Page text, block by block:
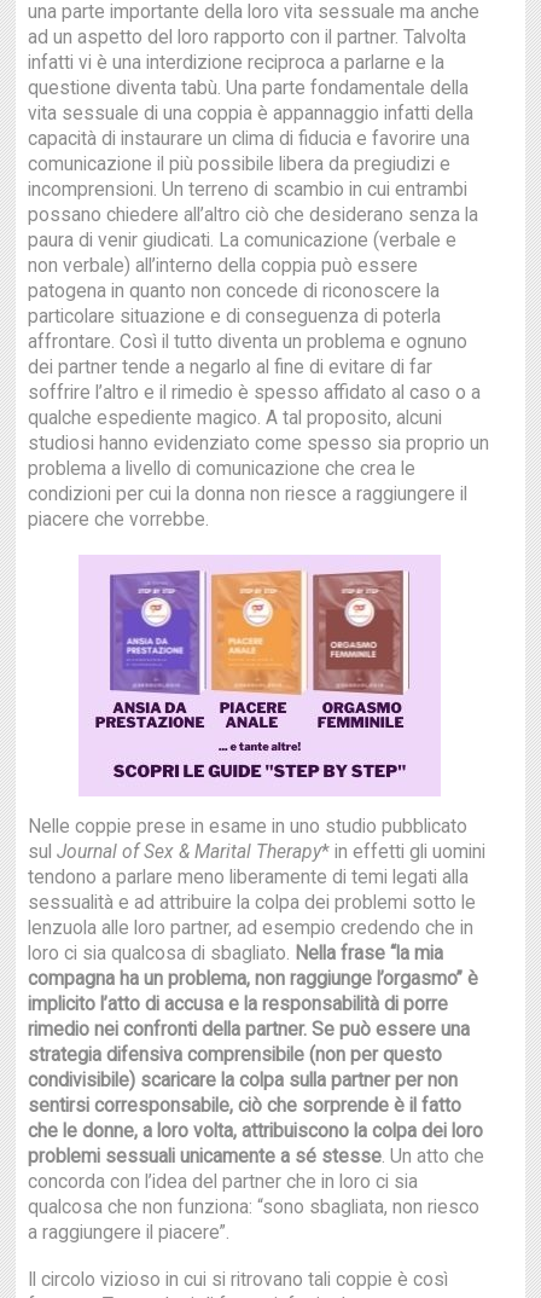
una parte importante della loro vita sessuale ma anche
ad un aspetto del loro rapporto con il partner. Talvolta
infatti vi è una interdizione reciproca a parlarne e la
questione diventa tabù. Una parte fondamentale della
vita sessuale di una coppia è appannaggio infatti della
capacità di instaurare un clima di fiducia e favorire una
comunicazione il più possibile libera da pregiudizi e
incomprensioni. Un terreno di scambio in cui entrambi
possano chiedere all’altro ciò che desiderano senza la
paura di venir giudicati. La comunicazione (verbale e
non verbale) all’interno della coppia può essere
patogena in quanto non concede di riconoscere la
particolare situazione e di conseguenza di poterla
affrontare. Così il tutto diventa un problema e ognuno
dei partner tende a negarlo al fine di evitare di far
soffrire l’altro e il rimedio è spesso affidato al caso o a
qualche espediente magico. A tal proposito, alcuni
studiosi hanno evidenziato come spesso sia proprio un
problema a livello di comunicazione che crea le
condizioni per cui la donna non riesce a raggiungere il
piacere che vorrebbe.
Nelle coppie prese in esame in uno studio pubblicato
sulJournal of Sex & Marital Therapy* in effetti gli uomini
tendono a parlare meno liberamente di temi legati alla
sessualità e ad attribuire la colpa dei problemi sotto le
lenzuola alle loro partner, ad esempio credendo che in
loro ci sia qualcosa di sbagliato. Nella frase “la mia
compagna ha un problema, non raggiunge l’orgasmo” è
implicito l’atto di accusa e la responsabilità di porre
rimedio nei confronti della partner. Se può essere una
strategia difensiva comprensibile (non per questo
condivisibile) scaricare la colpa sulla partner per non
sentirsi corresponsabile, ciò che sorprende è il fatto
che le donne, a loro volta, attribuiscono la colpa dei loro
problemi sessuali unicamente a sé stesse. Un atto che
concorda con l’idea del partner che in loro ci sia
qualcosa che non funziona: “sono sbagliata, non riesco
a raggiungere il piacere”.
Il circolo vizioso in cui si ritrovano tali coppie è così